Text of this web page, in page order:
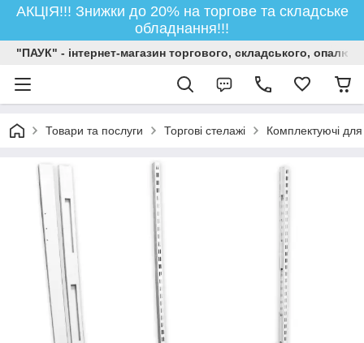
АКЦІЯ!!! Знижки до 20% на торгове та складське
обладнання!!!
"ПАУК" - інтернет-магазин торгового, складського,
Товари та послуги Торгові стелажі Комплектуючі для